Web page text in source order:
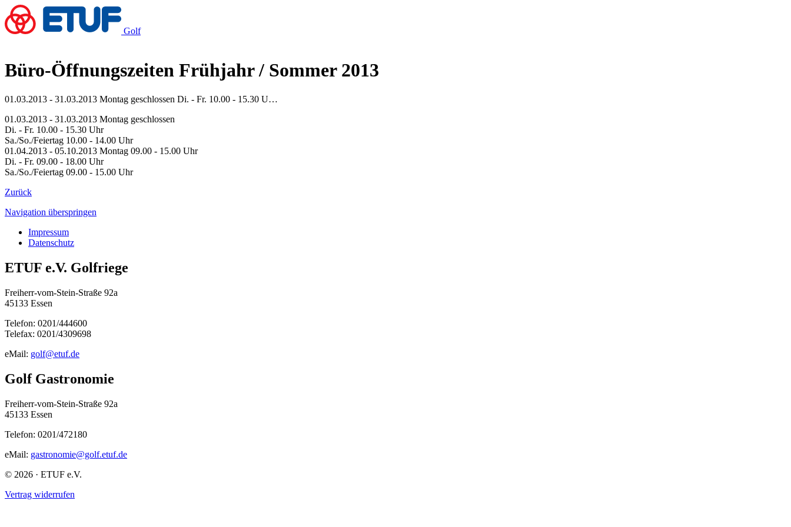
Golf
Büro-Öffnungszeiten Frühjahr / Sommer 2013
01.03.2013 - 31.03.2013 Montag geschlossen Di. - Fr. 10.00 - 15.30 U…
01.03.2013 - 31.03.2013 Montag geschlossen
Di. - Fr. 10.00 - 15.30 Uhr
Sa./So./Feiertag 10.00 - 14.00 Uhr
01.04.2013 - 05.10.2013 Montag 09.00 - 15.00 Uhr
Di. - Fr. 09.00 - 18.00 Uhr
Sa./So./Feiertag 09.00 - 15.00 Uhr
Zurück
Navigation überspringen
Impressum
Datenschutz
ETUF e.V. Golfriege
Freiherr-vom-Stein-Straße 92a
45133 Essen
Telefon: 0201/444600
Telefax: 0201/4309698
eMail: golf@etuf.de
Golf Gastronomie
Freiherr-vom-Stein-Straße 92a
45133 Essen
Telefon: 0201/472180
eMail: gastronomie@golf.etuf.de
© 2026 · ETUF e.V.
Vertrag widerrufen